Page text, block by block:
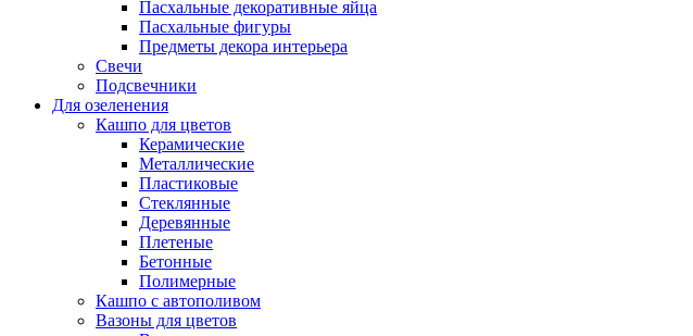
Пасхальные декоративные яйца
Пасхальные фигуры
Предметы декора интерьера
Свечи
Подсвечники
Для озеленения
Кашпо для цветов
Керамические
Металлические
Пластиковые
Стеклянные
Деревянные
Плетеные
Бетонные
Полимерные
Кашпо с автополивом
Вазоны для цветов